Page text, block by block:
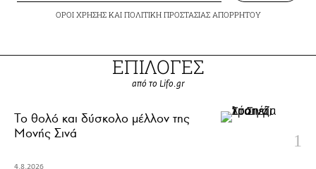
ΟΡΟΙ ΧΡΗΣΗΣΚΑΙ ΠΟΛΙΤΙΚΗ ΠΡΟΣΤΑΣΙΑΣ ΑΠΟΡΡΗΤΟΥ
ΕΠΙΛΟΓΕΣ
από το Lifo.gr
Το θολό και δύσκολο μέλλον της
Μονής Σινά
4.8.2026